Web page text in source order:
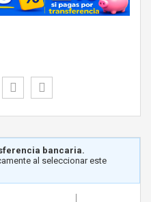
bancaria.
al seleccionar este